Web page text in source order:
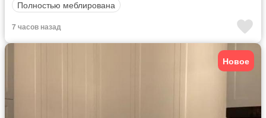
Полностью меблирована
7 часов назад
Новое